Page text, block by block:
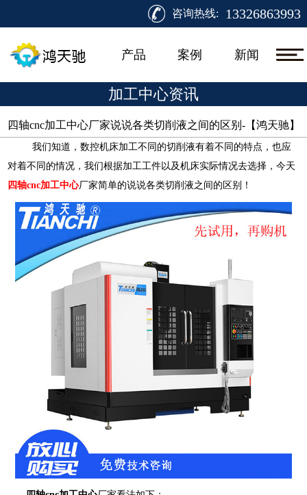
咨询热线: 13326863993
产品 案例 新闻
加工中心资讯
四轴cnc加工中心厂家说说各类切削液之间的区别-【鸿天驰】​
我们知道，数控机床加工不同的切削液有着不同的特点，也应
对着不同的情况，我们根据加工工件以及机床实际情况去选择，今天
四轴cnc加工中心厂家简单的说说各类切削液之间的区别！